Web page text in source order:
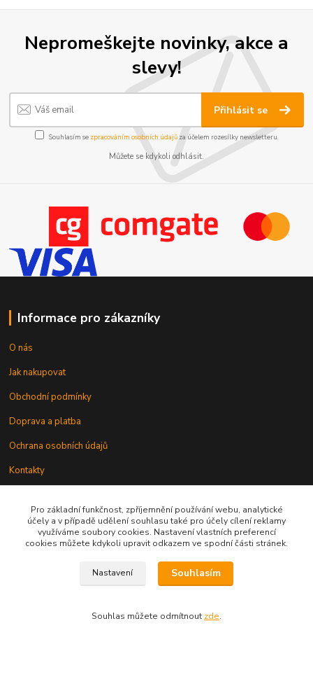
Nepromeškejte novinky, akce a
slevy!
Přihlásit se
Souhlasím se zpracováním osobních údajůza účelem rozesílky newsletteru.
Můžete se kdykoli odhlásit.
Informace pro zákazníky
O nás
Jak nakupovat
Obchodní podmínky
Doprava a platba
Ochrana osobních údajů
Kontakty
Pro základní funkčnost, zpříjemnění používání webu, analytické
účely a v případě udělení souhlasu také pro účely cílení reklamy
využíváme soubory cookies. Nastavení vlastních preferencí
cookies můžete kdykoli upravit odkazem ve spodní části stránek.
Nastavení Souhlasím
Souhlas můžete odmítnout zde.